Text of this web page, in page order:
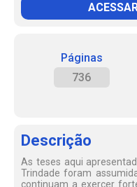
Páginas
736
Descrição
As teses aqui
Trindade foram
continuam a exercer